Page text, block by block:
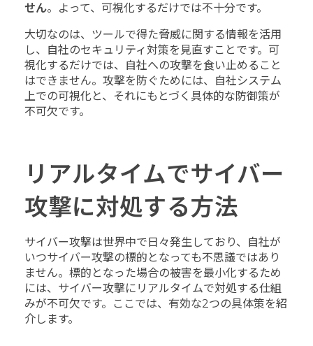
せん。よって、可視化するだけでは不十分です。
大切なのは、ツールで得た脅威に関する情報を活用
し、自社のセキュリティ対策を見直すことです。可
視化するだけでは、自社への攻撃を食い止めること
はできません。攻撃を防ぐためには、自社システム
上での可視化と、それにもとづく具体的な防御策が
不可欠です。
リアルタイムでサイバー
攻撃に対処する方法
サイバー攻撃は世界中で日々発生しており、自社が
いつサイバー攻撃の標的となっても不思議ではあり
ません。標的となった場合の被害を最小化するため
には、サイバー攻撃にリアルタイムで対処する仕組
みが不可欠です。ここでは、有効な2つの具体策を紹
介します。